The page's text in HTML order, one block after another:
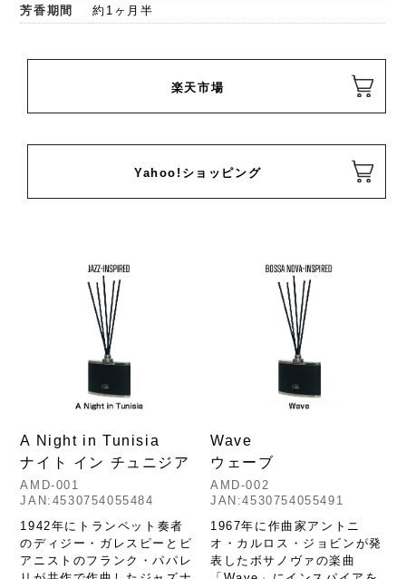
芳香期間
約1ヶ月半
楽天市場
Yahoo!ショッピング
A Night in Tunisia
ナイト イン チュニジア
AMD-001
JAN:4530754055484
1942年にトランペット奏者
のディジー・ガレスピーとピ
アニストのフランク・パパレ
Wave
ウェーブ
AMD-002
JAN:4530754055491
1967年に作曲家アントニ
オ・カルロス・ジョビンが発
表したボサノヴァの楽曲